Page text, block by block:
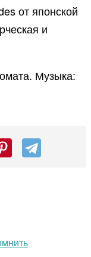
от японской
и
Музыка: